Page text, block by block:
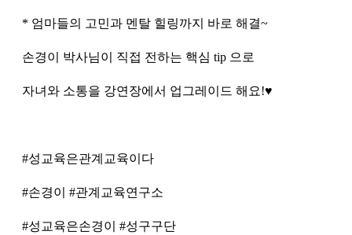
* 엄마들의 고민과 멘탈 힐링까지 바로 해결~
손경이 박사님이 직접 전하는 핵심 tip 으로
자녀와 소통을 강연장에서 업그레이드 해요!♥
#성교육은관계교육이다
#손경이 #관계교육연구소
#성교육은손경이 #성구구단